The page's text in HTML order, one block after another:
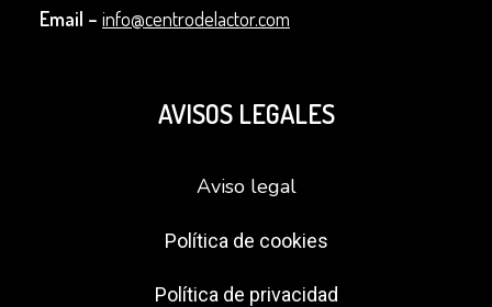
Email – info@centrodelactor.com
AVISOS LEGALES
Aviso legal
Política de cookies
Política de privacidad